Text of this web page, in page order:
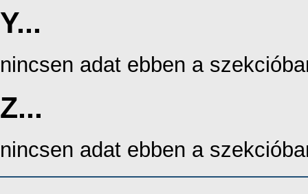
Y...
nincsen adat ebben a
Z...
nincsen adat ebben a